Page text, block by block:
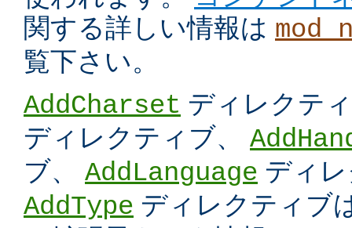
関する詳しい情報は
覧下さい。
AddCharset ディレクテ
ディレクティブ、
ブ、 AddLanguage ディ
AddType ディレクティブ